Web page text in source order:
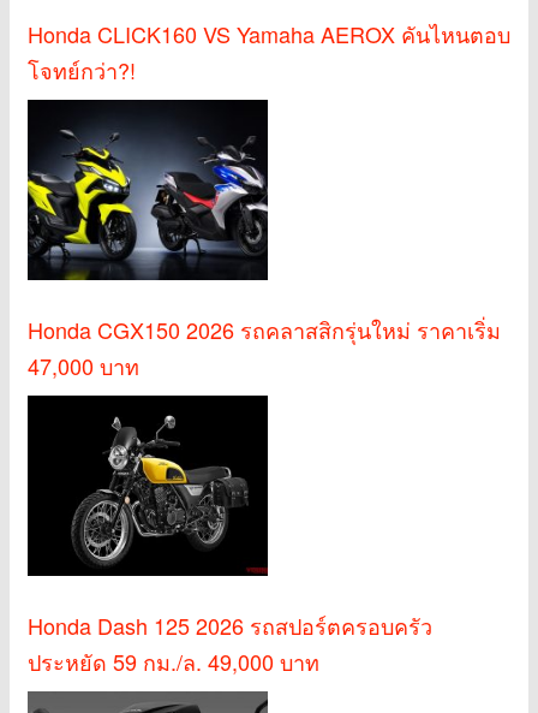
Honda CLICK160 VS Yamaha AEROX คันไหนตอบ
โจทย์กว่า?!
Honda CGX150 2026 รถคลาสสิกรุ่นใหม่ ราคาเริ่ม
47,000 บาท
Honda Dash 125 2026 รถสปอร์ตครอบครัว
ประหยัด 59 กม./ล. 49,000 บาท